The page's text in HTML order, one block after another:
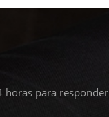
horas para responder